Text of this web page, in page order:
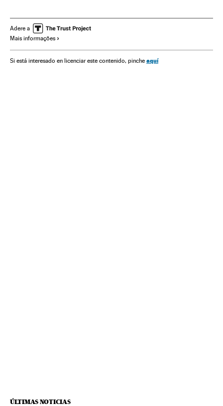
Desigualdade social Desigualdade econômica
Violência policial
Movimiento Black Lives Matter
Adere a
Mais informações
Si está interesado en licenciar este contenido, pinche aquí
ÚLTIMAS NOTICIAS